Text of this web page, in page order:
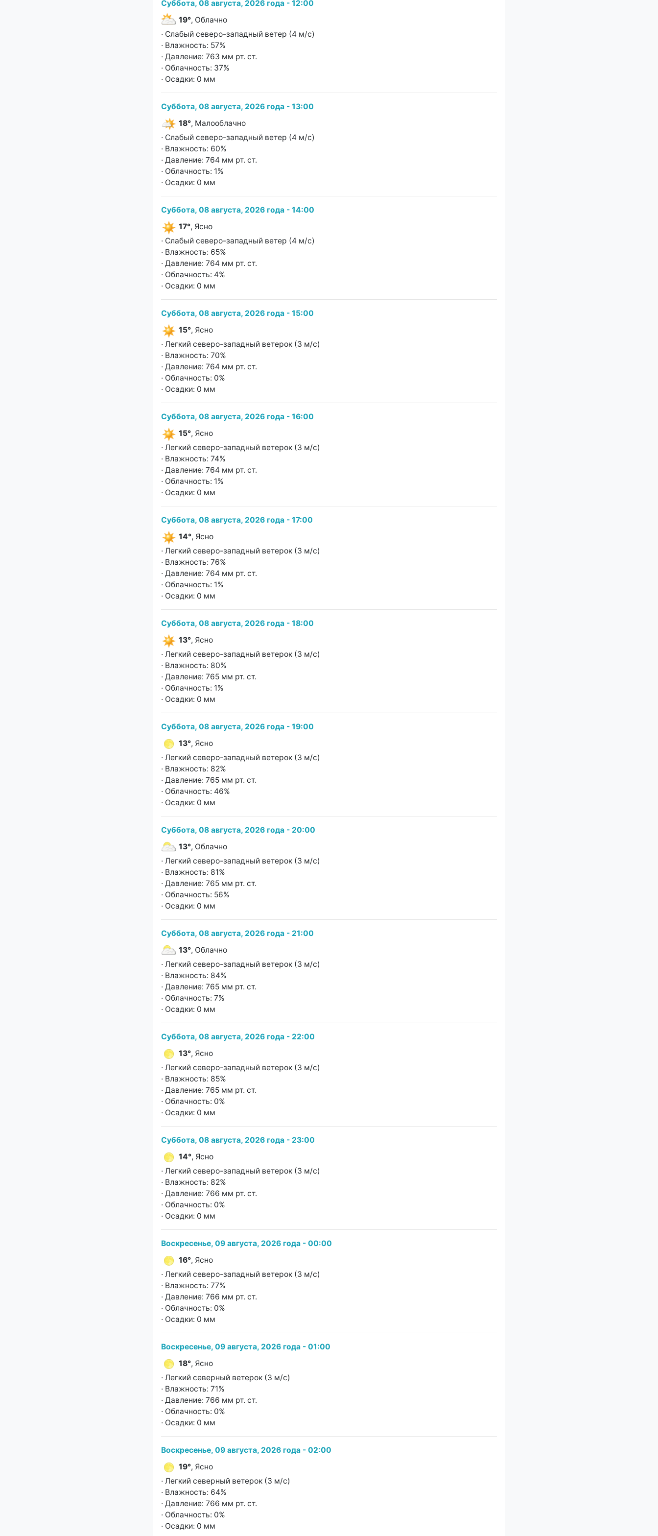
Суббота, 08 августа, 2026 года - 12:00
19°, Облачно
· Слабый северо-западный ветер (4 м/с)
· Влажность: 57%
· Давление: 763 мм рт. ст.
· Облачность: 37%
· Осадки: 0 мм
Суббота, 08 августа, 2026 года - 13:00
18°, Малооблачно
· Слабый северо-западный ветер (4 м/с)
· Влажность: 60%
· Давление: 764 мм рт. ст.
· Облачность: 1%
· Осадки: 0 мм
Суббота, 08 августа, 2026 года - 14:00
17°, Ясно
· Слабый северо-западный ветер (4 м/с)
· Влажность: 65%
· Давление: 764 мм рт. ст.
· Облачность: 4%
· Осадки: 0 мм
Суббота, 08 августа, 2026 года - 15:00
15°, Ясно
· Легкий северо-западный ветерок (3 м/с)
· Влажность: 70%
· Давление: 764 мм рт. ст.
· Облачность: 0%
· Осадки: 0 мм
Суббота, 08 августа, 2026 года - 16:00
15°, Ясно
· Легкий северо-западный ветерок (3 м/с)
· Влажность: 74%
· Давление: 764 мм рт. ст.
· Облачность: 1%
· Осадки: 0 мм
Суббота, 08 августа, 2026 года - 17:00
14°, Ясно
· Легкий северо-западный ветерок (3 м/с)
· Влажность: 76%
· Давление: 764 мм рт. ст.
· Облачность: 1%
· Осадки: 0 мм
Суббота, 08 августа, 2026 года - 18:00
13°, Ясно
· Легкий северо-западный ветерок (3 м/с)
· Влажность: 80%
· Давление: 765 мм рт. ст.
· Облачность: 1%
· Осадки: 0 мм
Суббота, 08 августа, 2026 года - 19:00
13°, Ясно
· Легкий северо-западный ветерок (3 м/с)
· Влажность: 82%
· Давление: 765 мм рт. ст.
· Облачность: 46%
· Осадки: 0 мм
Суббота, 08 августа, 2026 года - 20:00
13°, Облачно
· Легкий северо-западный ветерок (3 м/с)
· Влажность: 81%
· Давление: 765 мм рт. ст.
· Облачность: 56%
· Осадки: 0 мм
Суббота, 08 августа, 2026 года - 21:00
13°, Облачно
· Легкий северо-западный ветерок (3 м/с)
· Влажность: 84%
· Давление: 765 мм рт. ст.
· Облачность: 7%
· Осадки: 0 мм
Суббота, 08 августа, 2026 года - 22:00
13°, Ясно
· Легкий северо-западный ветерок (3 м/с)
· Влажность: 85%
· Давление: 765 мм рт. ст.
· Облачность: 0%
· Осадки: 0 мм
Суббота, 08 августа, 2026 года - 23:00
14°, Ясно
· Легкий северо-западный ветерок (3 м/с)
· Влажность: 82%
· Давление: 766 мм рт. ст.
· Облачность: 0%
· Осадки: 0 мм
Воскресенье, 09 августа, 2026 года - 00:00
16°, Ясно
· Легкий северо-западный ветерок (3 м/с)
· Влажность: 77%
· Давление: 766 мм рт. ст.
· Облачность: 0%
· Осадки: 0 мм
Воскресенье, 09 августа, 2026 года - 01:00
18°, Ясно
· Легкий северный ветерок (3 м/с)
· Влажность: 71%
· Давление: 766 мм рт. ст.
· Облачность: 0%
· Осадки: 0 мм
Воскресенье, 09 августа, 2026 года - 02:00
19°, Ясно
· Легкий северный ветерок (3 м/с)
· Влажность: 64%
· Давление: 766 мм рт. ст.
· Облачность: 0%
· Осадки: 0 мм